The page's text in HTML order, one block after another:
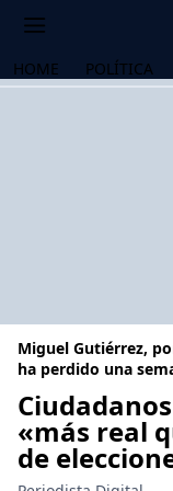
HOME POLÍTICA
Miguel Gutiérrez,
ha perdido una
«más real
de